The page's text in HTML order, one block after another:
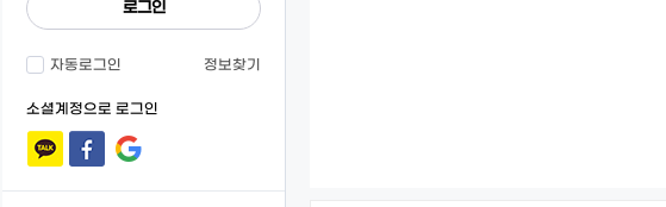
로그인
자동로그인 정보찾기
소셜계정으로 로그인